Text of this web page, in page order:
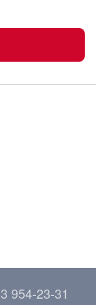
954-23-31